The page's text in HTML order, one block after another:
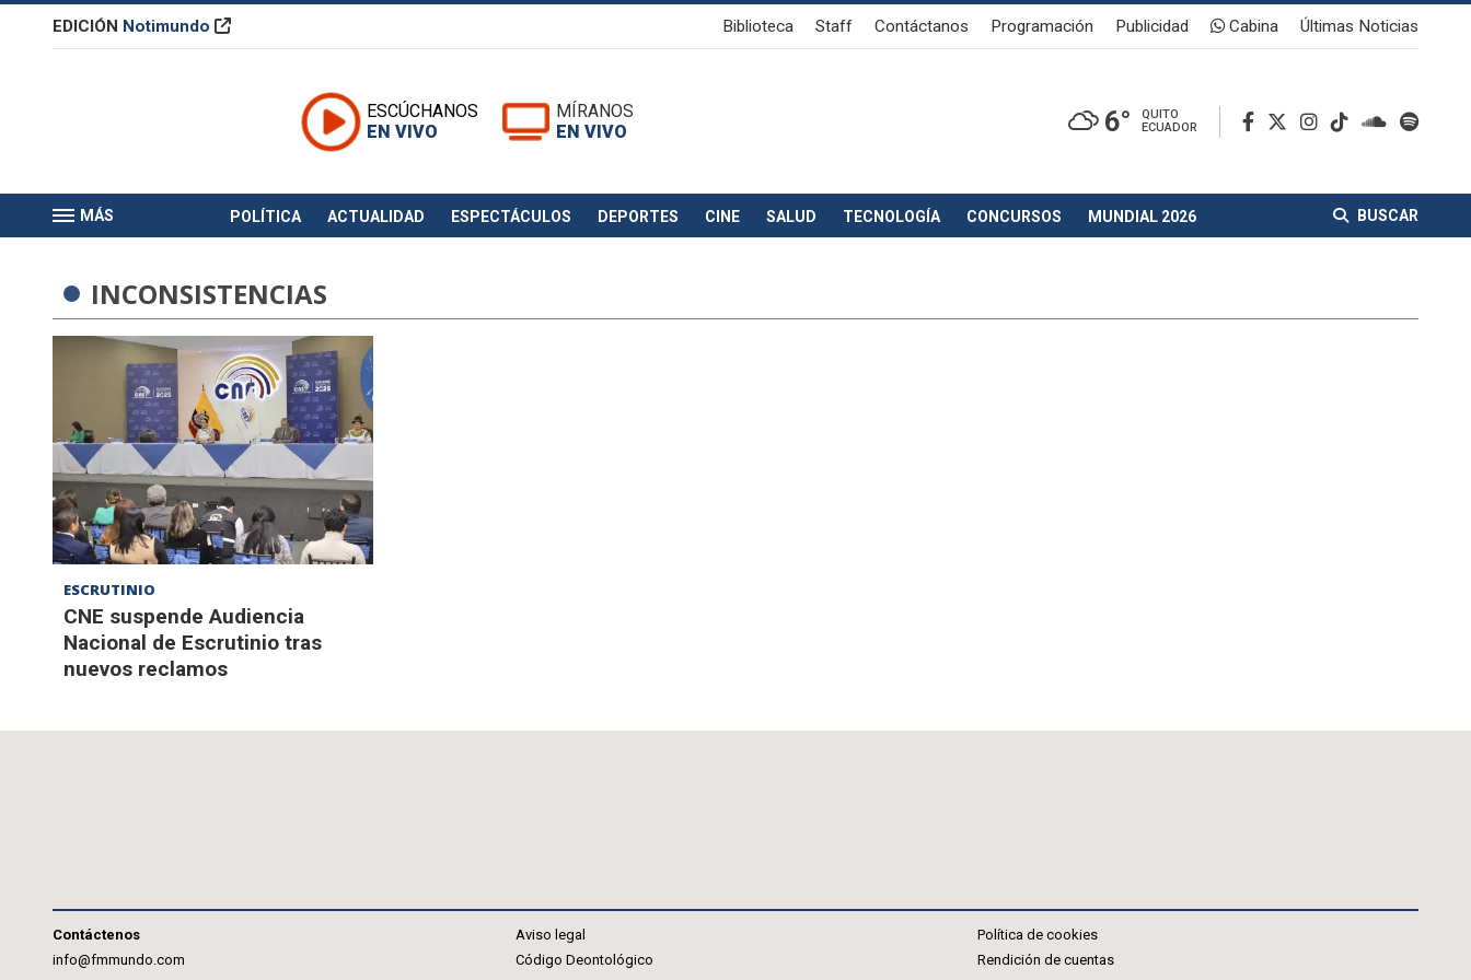
EDICIÓN Notimundo Biblioteca Staff Contáctanos Programación Publicidad Cabina Últimas Noticias
ESCÚCHANOS
EN VIVO
MÍRANOS
EN VIVO
6°
QUITO
ECUADOR
MÁS POLÍTICA ACTUALIDAD ESPECTÁCULOS DEPORTES CINE SALUD TECNOLOGÍA CONCURSOS MUNDIAL 2026 BUSCAR
INCONSISTENCIAS
ESCRUTINIO
CNE suspende Audiencia
Nacional de Escrutinio tras
nuevos reclamos
Contáctenos
info@fmmundo.com
Aviso legal
Código Deontológico
Política de cookies
Rendición de cuentas